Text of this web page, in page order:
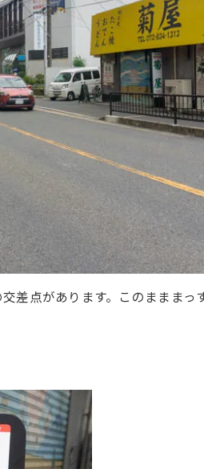
差点があります。このまままっ